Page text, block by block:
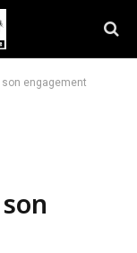
engagement